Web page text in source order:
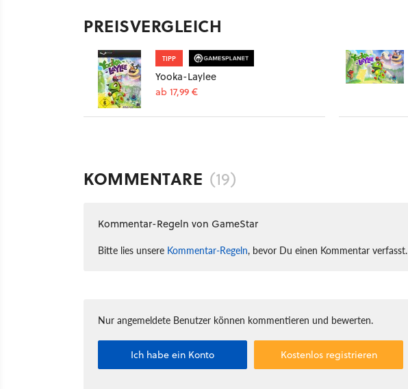
PREISVERGLEICH
TIPP
Yooka-Laylee
ab 17,99 €
KOMMENTARE (19)
Kommentar-Regeln von GameStar
Bitte lies unsere Kommentar-Regeln, bevor Du einen Kommentar verfasst.
Nur angemeldete Benutzer können kommentieren und bewerten.
Ich habe ein Konto Kostenlos registrieren